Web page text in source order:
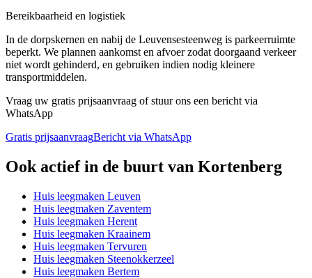
Bereikbaarheid en logistiek
In de dorpskernen en nabij de Leuvensesteenweg is parkeerruimte
beperkt. We plannen aankomst en afvoer zodat doorgaand verkeer
niet wordt gehinderd, en gebruiken indien nodig kleinere
transportmiddelen.
Vraag uw gratis prijsaanvraag of stuur ons een bericht via
WhatsApp
Gratis prijsaanvraagBericht via WhatsApp
Ook actief in de buurt van Kortenberg
Huis leegmaken Leuven
Huis leegmaken Zaventem
Huis leegmaken Herent
Huis leegmaken Kraainem
Huis leegmaken Tervuren
Huis leegmaken Steenokkerzeel
Huis leegmaken Bertem